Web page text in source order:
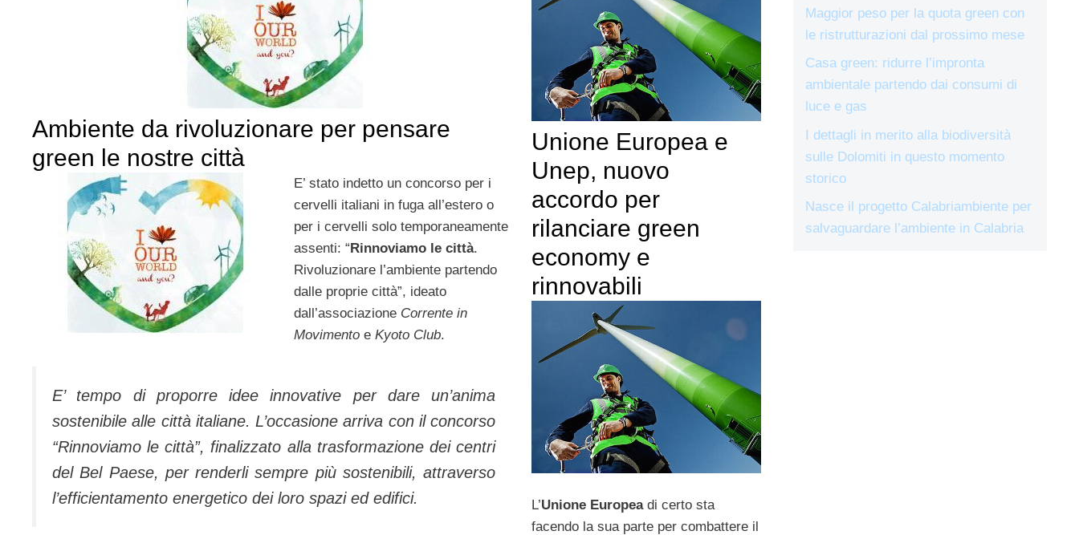
Ambiente da rivoluzionare per pensare
green le nostre città
E’ stato indetto un concorso per i
cervelli italiani in fuga all’estero o
per i cervelli solo temporaneamente
assenti: “Rinnoviamo le città.
Rivoluzionare l’ambiente partendo
dalle proprie città”, ideato
dall’associazione Corrente in
Movimentoe Kyoto Club.
E’ tempo di proporre idee innovative per dare un’anima
sostenibile alle città italiane. L’occasione arriva con il concorso
“Rinnoviamo le città”, finalizzato alla trasformazione dei centri
del Bel Paese, per renderli sempre più sostenibili, attraverso
l’efficientamento energetico dei loro spazi ed edifici.
Unione Europea e
Unep, nuovo
accordo per
rilanciare green
economy e
rinnovabili
L’Unione Europeadi certo sta
facendo la sua parte per combattere il
Maggior peso per la quota green con
le ristrutturazioni dal prossimo mese
Casa green: ridurre l’impronta
ambientale partendo dai consumi di
luce e gas
I dettagli in merito alla biodiversità
sulle Dolomiti in questo momento
storico
Nasce il progetto Calabriambiente per
salvaguardare l’ambiente in Calabria